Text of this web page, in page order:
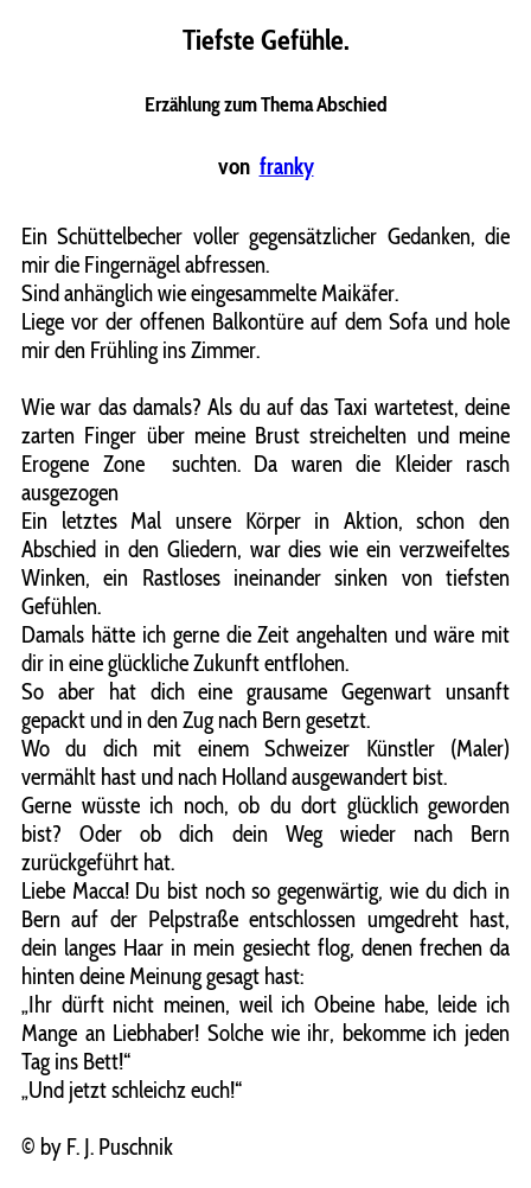
Tiefste Gefühle.
Erzählung zum Thema Abschied
von franky
Ein Schüttelbecher voller gegensätzlicher Gedanken, die
mir die Fingernägel abfressen.
Sind anhänglich wie eingesammelte Maikäfer.
Liege vor der offenen Balkontüre auf dem Sofa und hole
mir den Frühling ins Zimmer.
Wie war das damals? Als du auf das Taxi wartetest, deine
zarten Finger über meine Brust streichelten und meine
Erogene Zone suchten. Da waren die Kleider rasch
ausgezogen
Ein letztes Mal unsere Körper in Aktion, schon den
Abschied in den Gliedern, war dies wie ein verzweifeltes
Winken, ein Rastloses ineinander sinken von tiefsten
Gefühlen.
Damals hätte ich gerne die Zeit angehalten und wäre mit
dir in eine glückliche Zukunft entflohen.
So aber hat dich eine grausame Gegenwart unsanft
gepackt und in den Zug nach Bern gesetzt.
Wo du dich mit einem Schweizer Künstler (Maler)
vermählt hast und nach Holland ausgewandert bist.
Gerne wüsste ich noch, ob du dort glücklich geworden
bist? Oder ob dich dein Weg wieder nach Bern
zurückgeführt hat.
Liebe Macca! Du bist noch so gegenwärtig, wie du dich in
Bern auf der Pelpstraße entschlossen umgedreht hast,
dein langes Haar in mein gesiecht flog, denen frechen da
hinten deine Meinung gesagt hast:
„Ihr dürft nicht meinen, weil ich Obeine habe, leide ich
Mange an Liebhaber! Solche wie ihr, bekomme ich jeden
Tag ins Bett!“
„Und jetzt schleichz euch!“
© by F. J. Puschnik